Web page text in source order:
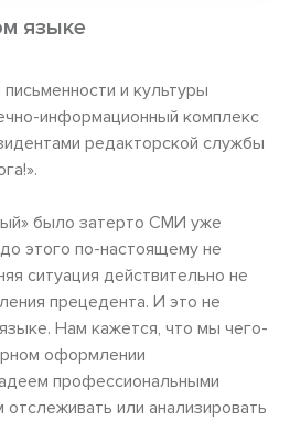
языке
и культуры
информационный комплекс
редакторской службы
было затерто СМИ уже
этого по-настоящему не
ситуация действительно не
прецедента. И это не
Нам кажется, что мы чего-
оформлении
профессиональными
или анализировать